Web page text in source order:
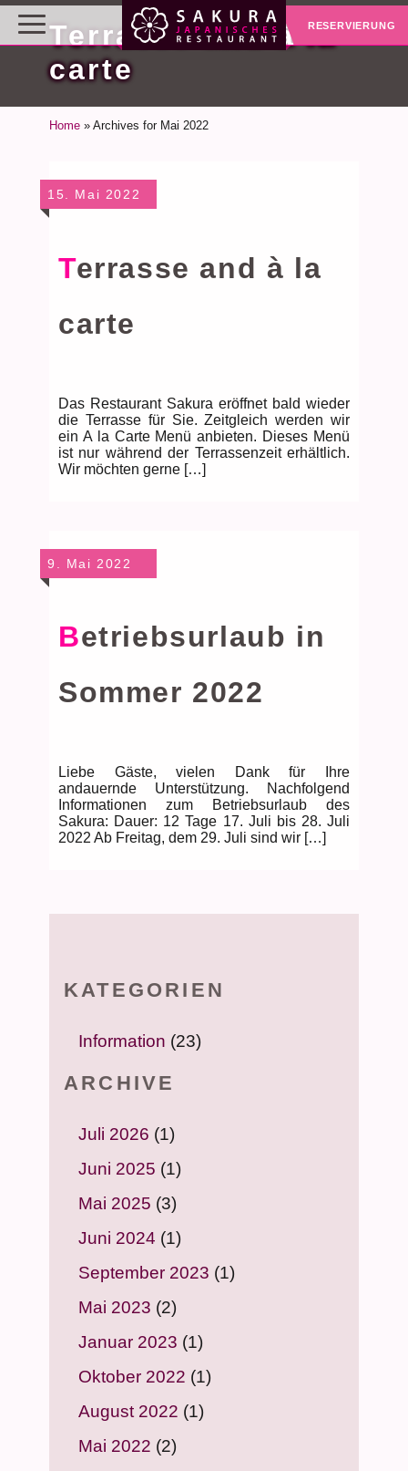
RESERVIERUNG
Terrasse and à la
carte
Home » Archives for Mai 2022
15. Mai 2022
Terrasse and à la
carte
Das Restaurant Sakura eröffnet bald wieder
die Terrasse für Sie. Zeitgleich werden wir
ein A la Carte Menü anbieten. Dieses Menü
ist nur während der Terrassenzeit erhältlich.
Wir möchten gerne […]
9. Mai 2022
Betriebsurlaub in
Sommer 2022
Liebe Gäste, vielen Dank für Ihre
andauernde Unterstützung. Nachfolgend
Informationen zum Betriebsurlaub des
Sakura: Dauer: 12 Tage 17. Juli bis 28. Juli
2022 Ab Freitag, dem 29. Juli sind wir […]
KATEGORIEN
Information (23)
ARCHIVE
Juli 2026 (1)
Juni 2025 (1)
Mai 2025 (3)
Juni 2024 (1)
September 2023 (1)
Mai 2023 (2)
Januar 2023 (1)
Oktober 2022 (1)
August 2022 (1)
Mai 2022 (2)